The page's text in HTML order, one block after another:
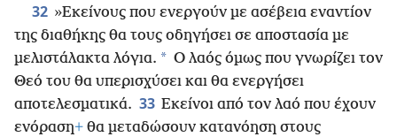
32 »Εκείνους που ενεργούν με ασέβεια εναντίον
της διαθήκης θα τους οδηγήσει σε αποστασία με
μελιστάλακτα λόγια. * Ο λαός όμως που γνωρίζει τον
Θεό του θα υπερισχύσει και θα ενεργήσει
αποτελεσματικά. 33 Εκείνοι από τον λαό που έχουν
ενόραση+ θα μεταδώσουν κατανόηση στους